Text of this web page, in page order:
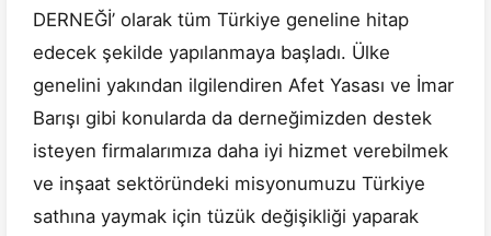
DERNEĞİ’ olarak tüm Türkiye geneline hitap
edecek şekilde yapılanmaya başladı. Ülke
genelini yakından ilgilendiren Afet Yasası ve İmar
Barışı gibi konularda da derneğimizden destek
isteyen firmalarımıza daha iyi hizmet verebilmek
ve inşaat sektöründeki misyonumuzu Türkiye
sathına yaymak için tüzük değişikliği yaparak